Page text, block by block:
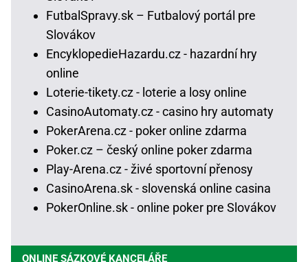
FutbalSpravy.sk – Futbalový portál pre
Slovákov
EncyklopedieHazardu.cz - hazardní hry
online
Loterie-tikety.cz - loterie a losy online
CasinoAutomaty.cz - casino hry automaty
PokerArena.cz - poker online zdarma
Poker.cz – český online poker zdarma
Play-Arena.cz - živé sportovní přenosy
CasinoArena.sk - slovenská online casina
PokerOnline.sk - online poker pre Slovákov
ONLINE SÁZKOVÉ KANCELÁŘE